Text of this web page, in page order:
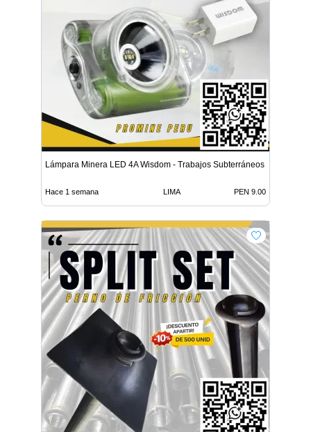
Lámpara Minera LED 4A Wisdom - Trabajos Subterráneos
Hace 1 semana LIMA PEN 9.00